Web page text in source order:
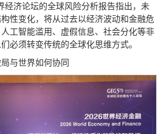
经济论坛的全球风险分析报告指出，未
性变化，将从过去以经济波动和金融危
工智能滥用、虚假信息、社会分化等非
必须转变传统的全球化思维方式。
与世界如何协同